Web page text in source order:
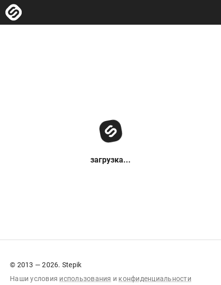
загрузка...
© 2013 — 2026. Stepik
Наши условия использования и конфиденциальности